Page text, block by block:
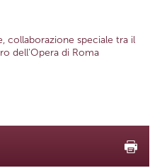
collaborazione speciale tra il
dell'Opera di Roma